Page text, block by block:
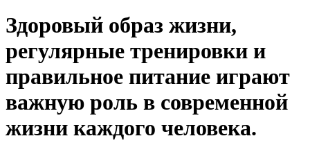
Здоровый образ жизни,
регулярные тренировки и
правильное питание играют
важную роль в современной
жизни каждого человека.